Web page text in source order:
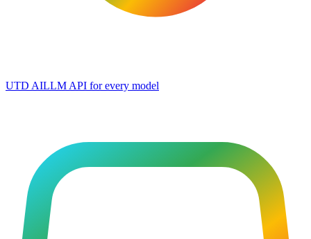
UTD AILLM API for every model